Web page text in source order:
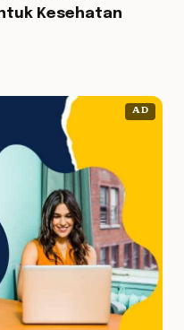
Kesehatan
AD